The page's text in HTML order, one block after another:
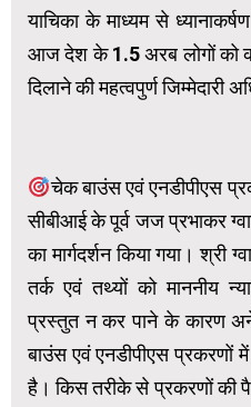
याचिका के माध्यम से
आज देश के 1.5 अरब लोगों को
दिलाने की महत्वपुर्ण जिम्मेदारी
चेक बाउंस एवं एनडीपीएस
सीबीआई के पूर्व जज प्रभाकर
का मार्गदर्शन किया गया। श्री
तर्क एवं तथ्यों को माननीय
प्रस्तुत न कर पाने के कारण
बाउंस एवं एनडीपीएस प्रकरणों
है। किस तरीके से प्रकरणों की